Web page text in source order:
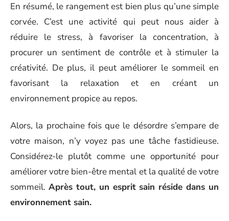
En résumé, le rangement est bien plus qu’une simple
corvée. C’est une activité qui peut nous aider à
réduire le stress, à favoriser la concentration, à
procurer un sentiment de contrôle et à stimuler la
créativité. De plus, il peut améliorer le sommeil en
favorisant la relaxation et en créant un
environnement propice au repos.
Alors, la prochaine fois que le désordre s’empare de
votre maison, n’y voyez pas une tâche fastidieuse.
Considérez-le plutôt comme une opportunité pour
améliorer votre bien-être mental et la qualité de votre
sommeil. Après tout, un esprit sain réside dans un
environnement sain.